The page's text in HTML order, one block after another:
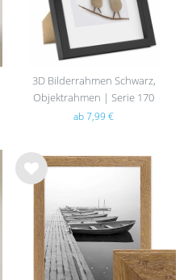
3D Bilderrahmen Schwarz,
Objektrahmen | Serie 170
ab 7,99 €
Wu
nsc
hlist